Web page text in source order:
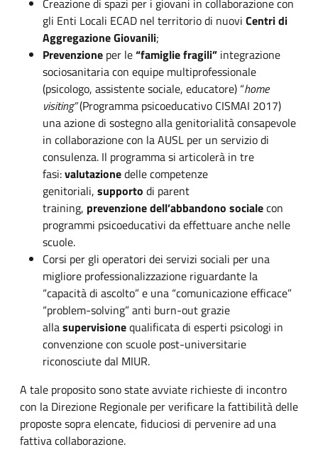
gli Enti Locali ECAD nel territorio di nuovi Centri di
Aggregazione Giovanili;
Prevenzione per le“famiglie fragili” integrazione
sociosanitaria con equipe multiprofessionale
(psicologo, assistente sociale, educatore) “home
visiting”(Programma psicoeducativo CISMAI 2017)
una azione di sostegno alla genitorialità consapevole
in collaborazione con la AUSL per un servizio di
consulenza. Il programma si articolerà in tre
fasi:valutazionedelle competenze
genitoriali, supporto di parent
training, prevenzionedell’abbandono socialecon
programmi psicoeducativi da effettuare anche nelle
scuole.
Corsi per gli operatori dei servizi sociali per una
migliore professionalizzazione riguardante la
“capacità di ascolto” e una “comunicazione efficace”
“problem-solving” anti burn-out grazie
allasupervisionequalificata di esperti psicologi in
convenzione con scuole post-universitarie
riconosciute dal MIUR.
A tale proposito sono state avviate richieste di incontro
con la Direzione Regionale per verificare la fattibilità delle
proposte sopra elencate, fiduciosi di pervenire ad una
fattiva collaborazione.